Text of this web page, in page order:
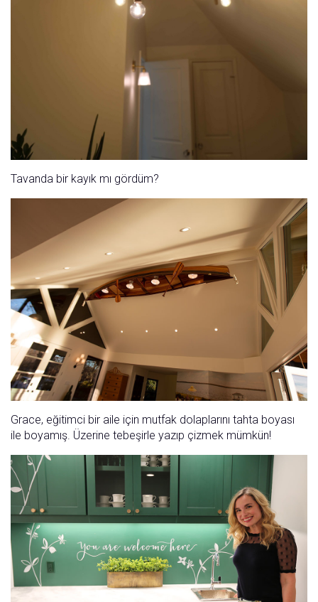
Tavanda bir kayık mı gördüm?
Grace, eğitimci bir aile için mutfak dolaplarını tahta boyası
ile boyamış. Üzerine tebeşirle yazıp çizmek mümkün!